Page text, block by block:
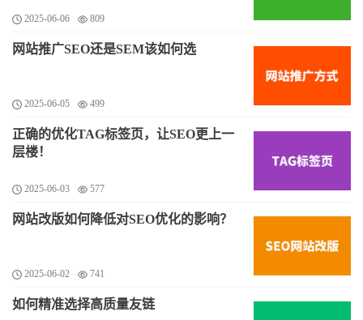
2025-06-06 809
网站推广SEO还是SEM该如何选
2025-06-05 499
正确的优化TAG标签页，让SEO更上一
层楼！
2025-06-03 577
网站改版如何降低对SEO优化的影响？
2025-06-02 741
如何精准选择高质量友链